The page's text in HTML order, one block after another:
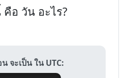
อ วัน อะไร?
จะเป็น ใน UTC: